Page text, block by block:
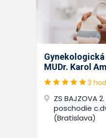
MUDr. Karol
3
ZS BAJZOVA 2.
poschodie
(Bratislava)